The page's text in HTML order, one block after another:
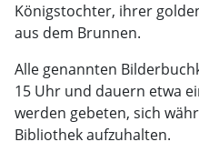
Königstochter, ihrer
aus dem Brunnen.
Alle genannten
15 Uhr und dauern etwa
werden gebeten, sich
Bibliothek aufzuhalten.